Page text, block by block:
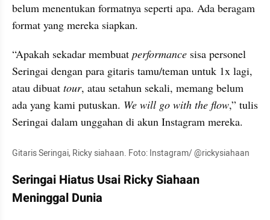
belum menentukan formatnya seperti apa. Ada beragam
format yang mereka siapkan.
“Apakah sekadar membuat performance sisa personel
Seringai dengan para gitaris tamu/teman untuk 1x lagi,
atau dibuat tour, atau setahun sekali, memang belum
ada yang kami putuskan. We will go with the flow,” tulis
Seringai dalam unggahan di akun Instagram mereka.
Gitaris Seringai, Ricky siahaan. Foto: Instagram/ @rickysiahaan
Seringai Hiatus Usai Ricky Siahaan
Meninggal Dunia